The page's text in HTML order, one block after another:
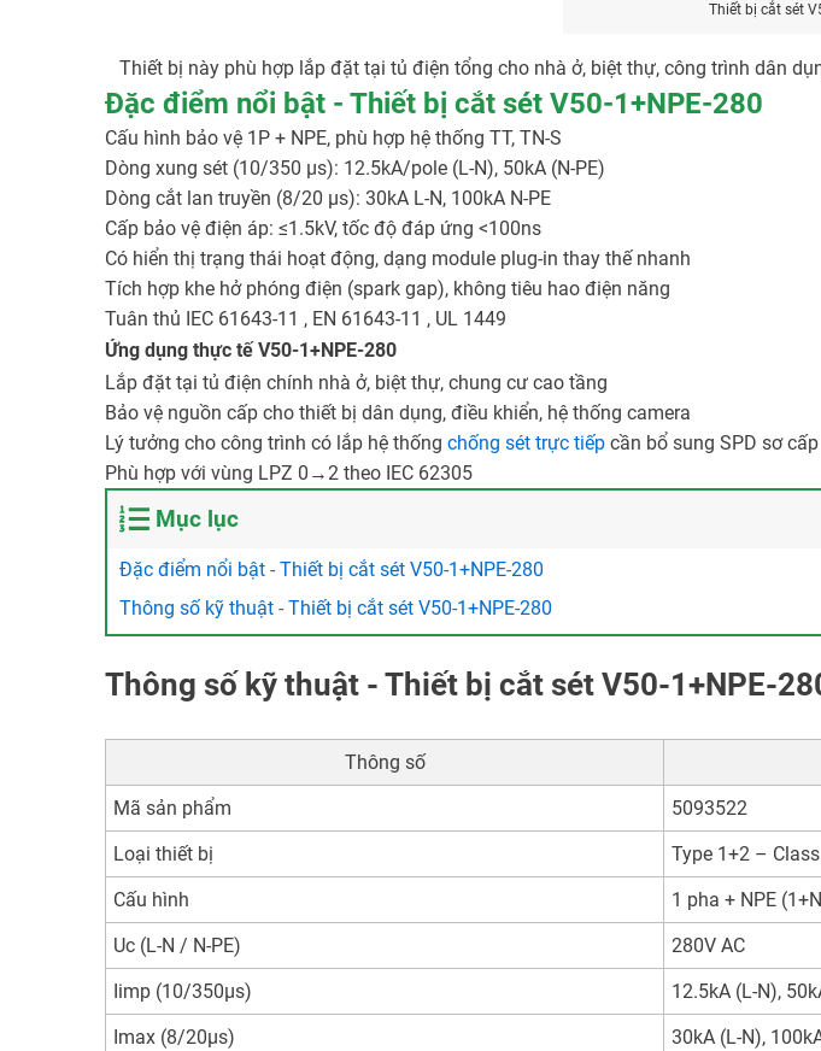
Thiết bị cắt sét
Thiết bị này phù hợp lắp đặt tại tủ điện tổng cho nhà ở, biệt thự, công trình dân
Đặc điểm nổi bật - Thiết bị cắt sét V50-1+NPE-280
Cấu hình bảo vệ 1P + NPE, phù hợp hệ thống TT, TN-S
Dòng xung sét (10/350 µs): 12.5kA/pole (L-N), 50kA (N-PE)
Dòng cắt lan truyền (8/20 µs): 30kA L-N, 100kA N-PE
Cấp bảo vệ điện áp: ≤1.5kV, tốc độ đáp ứng <100ns
Có hiển thị trạng thái hoạt động, dạng module plug-in thay thế nhanh
Tích hợp khe hở phóng điện (spark gap), không tiêu hao điện năng
Tuân thủ IEC 61643-11 , EN 61643-11 , UL 1449
Ứng dụng thực tế V50-1+NPE-280
Lắp đặt tại tủ điện chính nhà ở, biệt thự, chung cư cao tầng
Bảo vệ nguồn cấp cho thiết bị dân dụng, điều khiển, hệ thống camera
Lý tưởng cho công trình có lắp hệ thống chống sét trực tiếp cần bổ sung SPD sơ cấp
Phù hợp với vùng LPZ 0→2 theo IEC 62305
Mục lục
Đặc điểm nổi bật - Thiết bị cắt sét V50-1+NPE-280
Thông số kỹ thuật - Thiết bị cắt sét V50-1+NPE-280
Thông số kỹ thuật - Thiết bị cắt sét V50-1+NPE-
Thông số
Mã sản phẩm
5093522
Loại thiết bị
Type 1+2 – Class
Cấu hình
1 pha + NPE
Uc (L-N / N-PE)
280V AC
Iimp (10/350µs)
12.5kA (L-N),
Imax (8/20µs)
30kA (L-N),